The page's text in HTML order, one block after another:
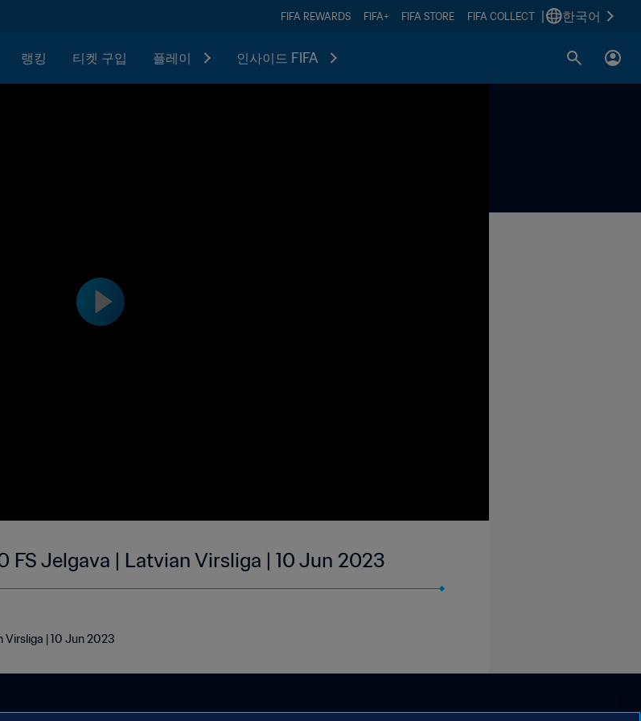
FIFA REWARDS FIFA+ FIFA STORE FIFA COLLECT 한국어
랭킹 티켓 구입 플레이 인사이드 FIFA
FS Jelgava | Latvian Virsliga | 10 Jun 2023
Virsliga | 10 Jun 2023